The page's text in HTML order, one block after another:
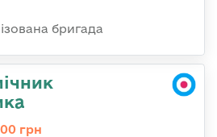
бригада
грн